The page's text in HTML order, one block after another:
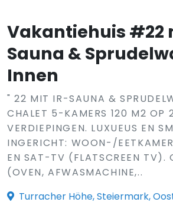
Vakantiehuis #22
Sauna &
Innen
" 22 MIT IR-SAUNA &
CHALET 5-KAMERS 120 M2 OP
VERDIEPINGEN. LUXUEUS EN
INGERICHT: WOON-/
EN SAT-TV (FLATSCREEN TV).
(OVEN, AFWASMACHINE,..
Turracher Höhe, Steiermark,